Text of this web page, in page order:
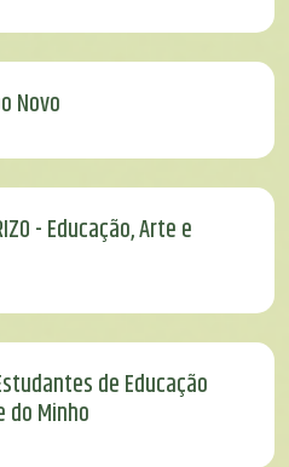
Novo
- Educação, Arte e
de Educação
do Minho